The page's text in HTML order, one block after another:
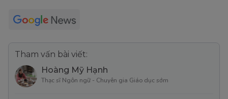
Tham vấn bài viết:
Hoàng Mỹ Hạnh
Thạc sĩ Ngôn ngữ - Chuyên gia Giáo dục sớm